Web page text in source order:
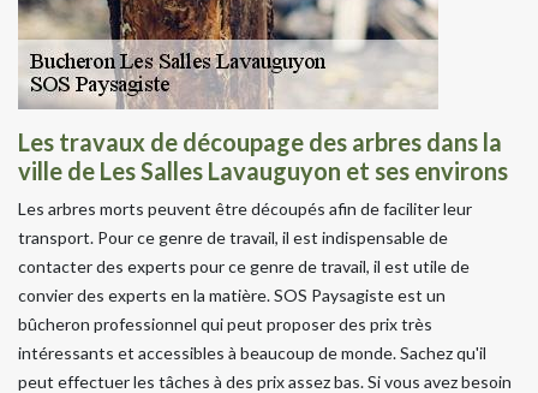
Les travaux de découpage des arbres dans la
ville de Les Salles Lavauguyon et ses environs
Les arbres morts peuvent être découpés afin de faciliter leur
transport. Pour ce genre de travail, il est indispensable de
contacter des experts pour ce genre de travail, il est utile de
convier des experts en la matière. SOS Paysagiste est un
bûcheron professionnel qui peut proposer des prix très
intéressants et accessibles à beaucoup de monde. Sachez qu'il
peut effectuer les tâches à des prix assez bas. Si vous avez besoin